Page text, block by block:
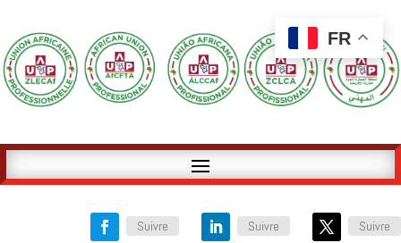
Suivre Suivre Suivre
FR